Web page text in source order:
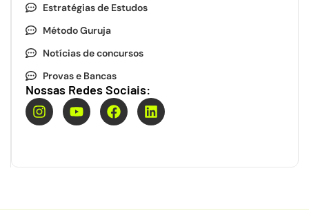
Estratégias de Estudos
Método Guruja
Notícias de concursos
Provas e Bancas
Nossas Redes Sociais: